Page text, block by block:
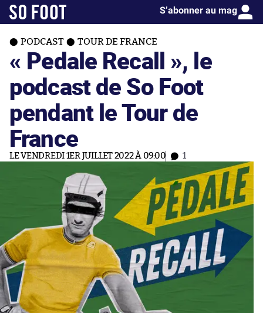
S’abonner au mag
PODCAST TOUR DE FRANCE
« Pedale Recall », le
podcast de So Foot
pendant le Tour de
France
LE VENDREDI 1ER JUILLET 2022 À 09:00 1